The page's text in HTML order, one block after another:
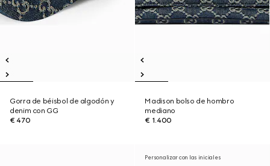
Gorra de béisbol de algodón y
denim con GG
€ 470
Madison bolso de hombro
mediano
€ 1.400
Personalizar con las iniciales